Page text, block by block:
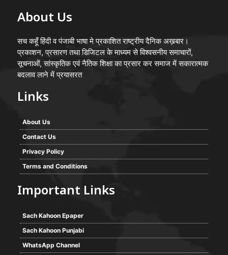
About Us
सच कहूँ हिंदी व पंजाबी भाषा मे प्रकाशित राष्ट्रीय दैनिक अख़बार।
प्रकाशन, प्रसारण तथा डिजिटल के माध्यम से विश्वसनीय समाचारों,
सूचनाओं, सांस्कृतिक एवं नैतिक शिक्षा का प्रसार कर समाज में सकारात्मक
बदलाव लाने में प्रयासरत
Links
About Us
Contact Us
Privacy Policy
Terms and Conditions
Important Links
Sach Kahoon Epaper
Sach Kahoon Punjabi
WhatsApp Channel